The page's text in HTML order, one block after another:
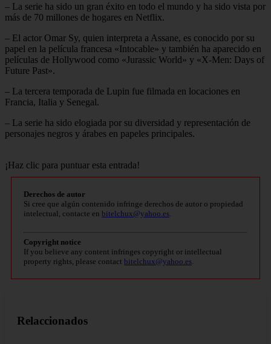
– La serie ha sido un gran éxito en todo el mundo y ha sido vista por
más de 70 millones de hogares en Netflix.
– El actor Omar Sy, quien interpreta a Assane, es conocido por su
papel en la película francesa «Intocable» y también ha aparecido en
películas de Hollywood como «Jurassic World» y «X-Men: Days of
Future Past».
– La tercera temporada de Lupin fue filmada en locaciones en
Francia, Italia y Senegal.
– La serie ha sido elogiada por su diversidad y representación de
personajes negros y árabes en papeles principales.
¡Haz clic para puntuar esta entrada!
Derechos de autor
Si cree que algún contenido infringe derechos de autor o propiedad
intelectual, contacte en bitelchux@yahoo.es
Copyright notice
If you believe any content infringes copyright or intellectual
property rights, please contact bitelchux@yahoo.es
Relaccionados